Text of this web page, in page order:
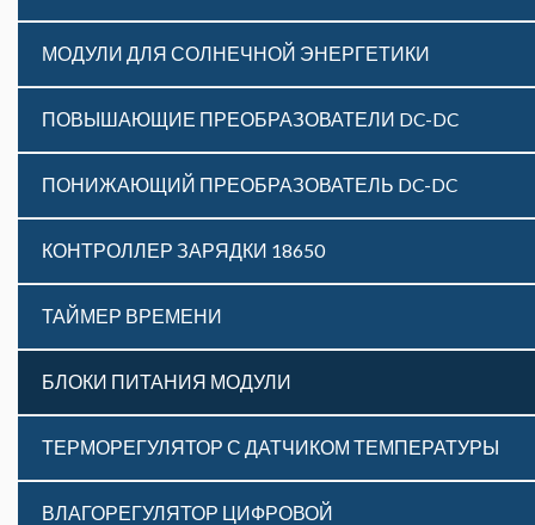
МОДУЛИ ДЛЯ СОЛНЕЧНОЙ ЭНЕРГЕТИКИ
ПОВЫШАЮЩИЕ ПРЕОБРАЗОВАТЕЛИ DC-DC
ПОНИЖАЮЩИЙ ПРЕОБРАЗОВАТЕЛЬ DC-DC
КОНТРОЛЛЕР ЗАРЯДКИ 18650
ТАЙМЕР ВРЕМЕНИ
БЛОКИ ПИТАНИЯ МОДУЛИ
ТЕРМОРЕГУЛЯТОР С ДАТЧИКОМ ТЕМПЕРАТУРЫ
ВЛАГОРЕГУЛЯТОР ЦИФРОВОЙ